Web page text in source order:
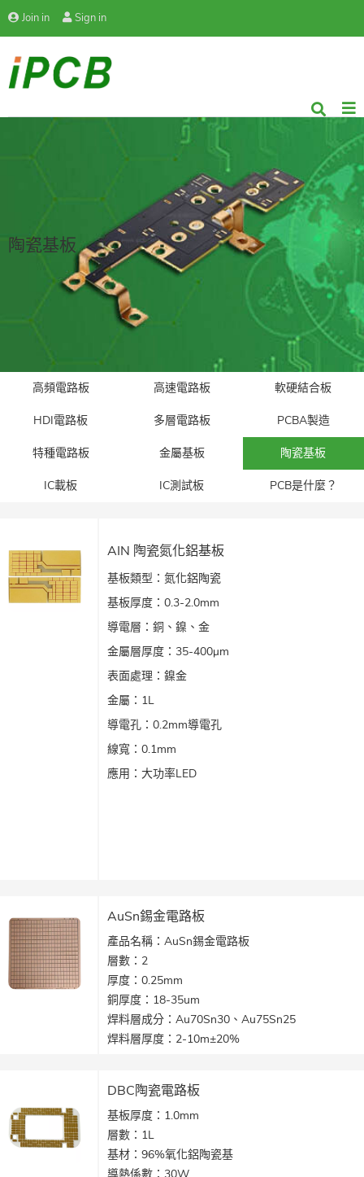
Join in Sign in
陶瓷基板
高頻電路板 高速電路板 軟硬結合板
HDI電路板 多層電路板 PCBA製造
特種電路板 金屬基板 陶瓷基板
IC載板 IC測試板 PCB是什麼？
AIN 陶瓷氮化鋁基板
基板類型：氮化鋁陶瓷
基板厚度：0.3-2.0mm
導電層：銅、鎳、金
金屬層厚度：35-400μm
表面處理：鎳金
金屬：1L
導電孔：0.2mm導電孔
線寬：0.1mm
應用：大功率LED
AuSn錫金電路板
產品名稱：AuSn錫金電路板
層數：2
厚度：0.25mm
銅厚度：18-35um
焊料層成分：Au70Sn30、Au75Sn25
焊料層厚度：2-10m±20%
金屬化層：Ti/Pt/Au、Ti/Ni/Au、Cu/Ni/Au和
Cu/Ni/Pd/Au
根據客戶要求定制金屬化層
應用：大功率晶片、大功率雷射器
DBC陶瓷電路板
基板厚度：1.0mm
層數：1L
基材：96%氧化鋁陶瓷基